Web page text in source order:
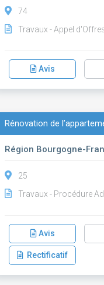
74
Travaux - Appel
Avis
Rénovation de
Région Bourgogne-
25
Travaux - Procédure
Avis
Rectificatif